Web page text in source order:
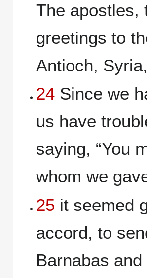
The apostles,
greetings to
Antioch,
24 Since we
us have
saying, “You
whom we
25 it seemed
accord, to
Barnabas